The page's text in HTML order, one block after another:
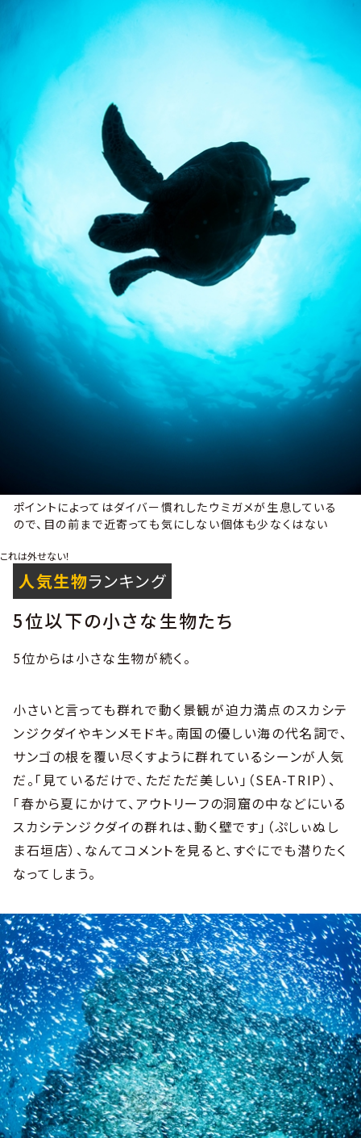
ポイントによってはダイバー慣れしたウミガメが生息している
ので、目の前まで近寄っても気にしない個体も少なくはない
これは外せない！
人気生物ランキング
5位以下の小さな生物たち
5位からは小さな生物が続く。
小さいと言っても群れで動く景観が迫力満点のスカシテ
ンジクダイやキンメモドキ。南国の優しい海の代名詞で、
サンゴの根を覆い尽くすように群れているシーンが人気
だ。「見ているだけで、ただただ美しい」（SEA-TRIP）、
「春から夏にかけて、アウトリーフの洞窟の中などにいる
スカシテンジクダイの群れは、動く壁です」（ぷしぃぬし
ま石垣店）、なんてコメントを見ると、すぐにでも潜りたく
なってしまう。